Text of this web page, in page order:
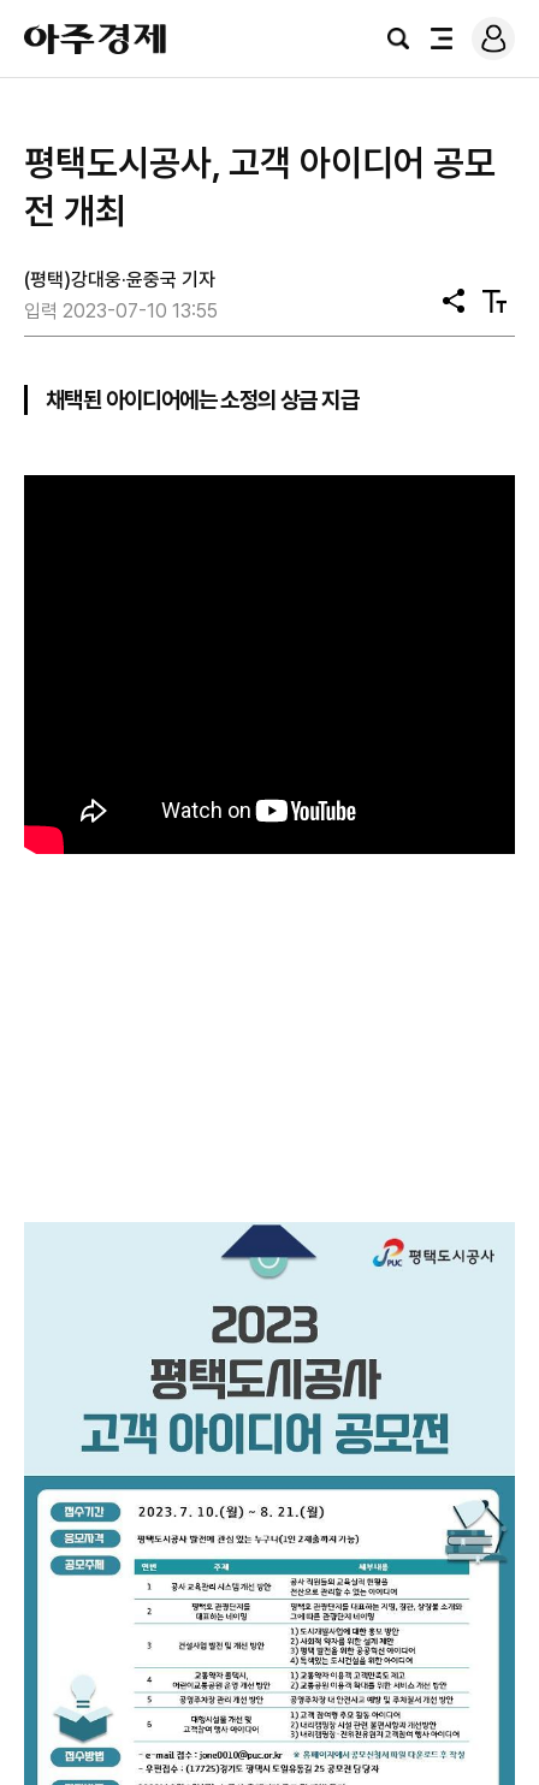
아
주
경
검
전
로
그
평택도시공사, 고객 아이디어 공모
전 개최
(평택)강대웅·윤중국 기자
입력 2023-07-10 13:55
공
유
텍
스
채택된 아이디어에는 소정의 상금 지급